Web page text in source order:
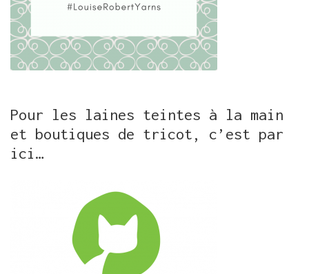
Pour les laines teintes à la main
et boutiques de tricot, c’est par
ici…